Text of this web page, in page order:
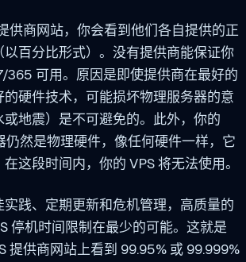
供商网站，你会看到他们各自提供的正
百分比形式）。没有提供商能保证你
365 可用。原因是即使提供商在最好的
硬件技术，可能损坏物理服务器的意
地震）是不可避免的。此外，你的
仍然是物理硬件，像任何硬件一样，它
这段时间内，你的 VPS 将无法使用。
践、定期更新和危机管理，高质量的
停机时间限制在最少的可能。这就是
提供商网站上看到 99.95% 或 99.999%